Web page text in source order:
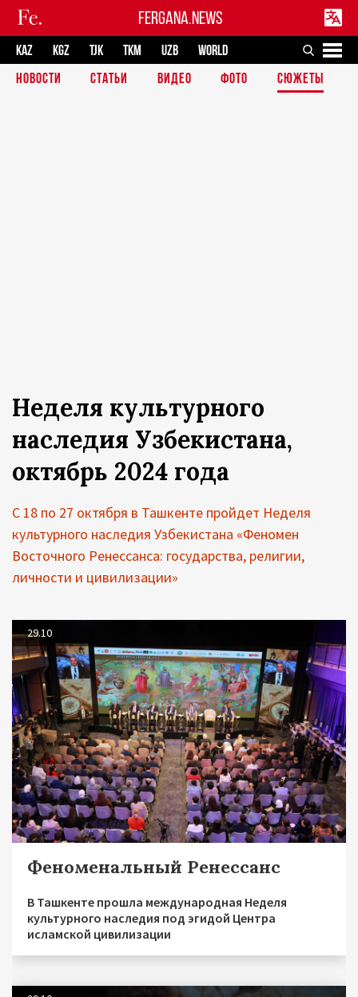
FERGANA.NEWS
KAZ KGZ TJK TKM UZB
WORLD
НОВОСТИ
СТАТЬИ ВИДЕО ФОТО СЮЖЕТЫ
Неделя культурного
наследия Узбекистана,
октябрь 2024 года
С 18 по 27 октября в Ташкенте пройдет Неделя
культурного наследия Узбекистана «Феномен
Восточного Ренессанса: государства, религии,
личности и цивилизации»
29.10
Феноменальный Ренессанс
В Ташкенте прошла международная Неделя
культурного наследия под эгидой Центра
исламской цивилизации